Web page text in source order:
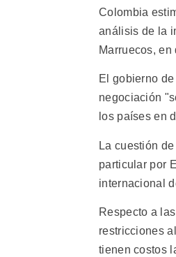
Colombia
análisis de la
Marruecos,
El gobierno
negociación
los países en
La cuestión
particular por
internacional
Respecto a
restricciones
tienen costos